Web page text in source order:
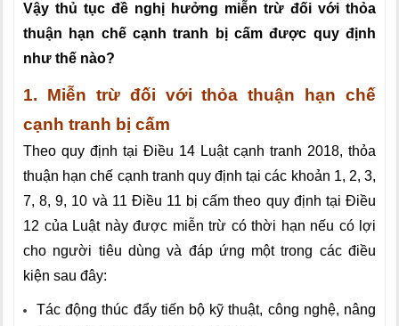
Vậy thủ tục đề nghị hưởng miễn trừ đối với thỏa
thuận hạn chế cạnh tranh bị cấm được quy định
như thế nào?
1. Miễn trừ đối với thỏa thuận hạn chế
cạnh tranh bị cấm
Theo quy định tại Điều 14 Luật cạnh tranh 2018, thỏa
thuận hạn chế cạnh tranh quy định tại các khoản 1, 2, 3,
7, 8, 9, 10 và 11 Điều 11 bị cấm theo quy định tại Điều
12 của Luật này được miễn trừ có thời hạn nếu có lợi
cho người tiêu dùng và đáp ứng một trong các điều
kiện sau đây:
Tác động thúc đẩy tiến bộ kỹ thuật, công nghệ, nâng